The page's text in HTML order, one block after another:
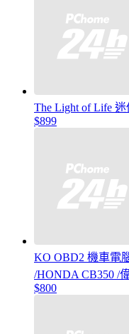
The Light of Life
$899
KO OBD2 機車電
/HONDA CB350 /
$800